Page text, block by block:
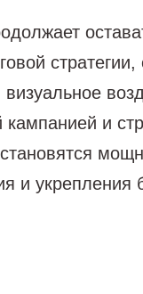
стратегии,
и
и укрепления